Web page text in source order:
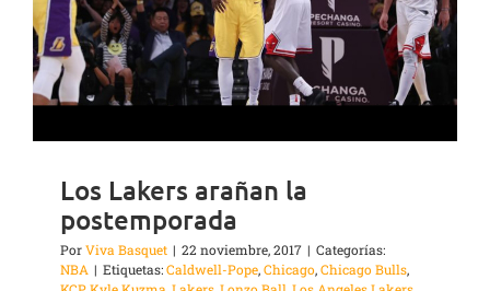
Los Lakers arañan la
postemporada
PorViva Basquet | 22 noviembre, 2017 | Categorías:
NBA | Etiquetas:Caldwell-Pope,Chicago,Chicago Bulls,